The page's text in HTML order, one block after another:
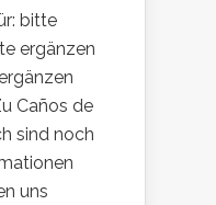
bitte
ergänzen
Caños de
sind noch
uns